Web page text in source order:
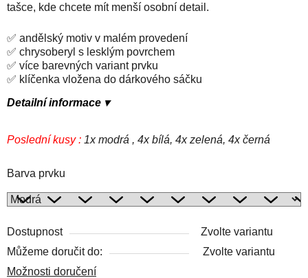
tašce, kde chcete mít menší osobní detail.
✅ andělský motiv v malém provedení
✅ chrysoberyl s lesklým povrchem
✅ více barevných variant prvku
✅ klíčenka vložena do dárkového sáčku
Detailní informace ▾
Poslední kusy : 1x modrá , 4x bílá, 4x zelená, 4x černá
Barva prvku
Dostupnost
Zvolte variantu
Můžeme doručit do:
Zvolte variantu
Možnosti doručení